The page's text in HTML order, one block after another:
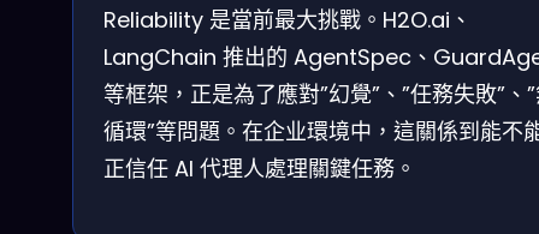
Reliability 是當前最大挑戰。H2O.ai、
LangChain 推出的 AgentSpec、
等框架，正是為了應對”幻覺”、”任務失敗”、
循環”等問題。在企业環境中，這關係到能不
正信任 AI 代理人處理關鍵任務。